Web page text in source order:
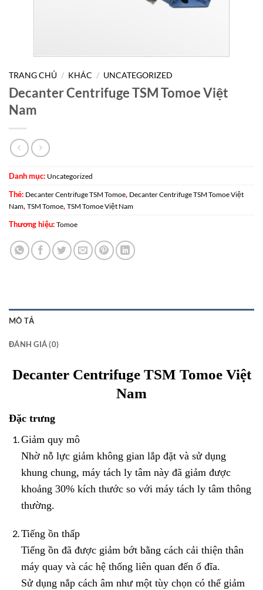
TRANG CHỦ / KHÁC / UNCATEGORIZED
Decanter Centrifuge TSM Tomoe Việt
Nam
Danh mục: Uncategorized
Thẻ: Decanter Centrifuge TSM Tomoe, Decanter Centrifuge TSM Tomoe Việt
Nam, TSM Tomoe, TSM Tomoe Việt Nam
Thương hiệu: Tomoe
MÔ TẢ
ĐÁNH GIÁ (0)
Decanter Centrifuge TSM Tomoe Việt
Nam
Đặc trưng
Giảm quy mô
Nhờ nỗ lực giảm không gian lắp đặt và sử dụng
khung chung, máy tách ly tâm này đã giảm được
khoảng 30% kích thước so với máy tách ly tâm thông
thường.
Tiếng ồn thấp
Tiếng ồn đã được giảm bớt bằng cách cải thiện thân
máy quay và các hệ thống liên quan đến ổ đĩa.
Sử dụng nắp cách âm như một tùy chọn có thể giảm